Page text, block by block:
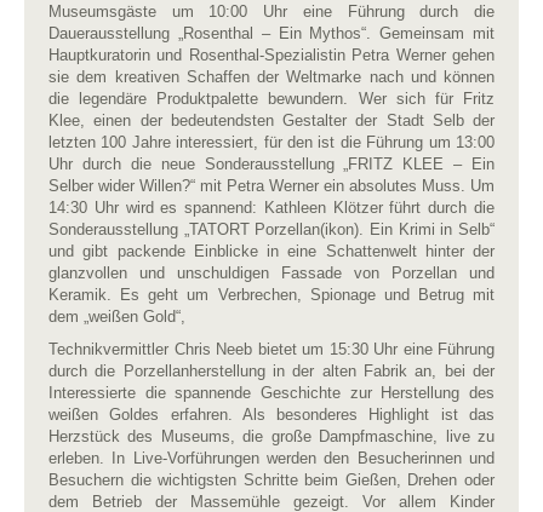
Museumsgäste um 10:00 Uhr eine Führung durch die
Dauerausstellung „Rosenthal – Ein Mythos“. Gemeinsam mit
Hauptkuratorin und Rosenthal-Spezialistin Petra Werner gehen
sie dem kreativen Schaffen der Weltmarke nach und können
die legendäre Produktpalette bewundern. Wer sich für Fritz
Klee, einen der bedeutendsten Gestalter der Stadt Selb der
letzten 100 Jahre interessiert, für den ist die Führung um 13:00
Uhr durch die neue Sonderausstellung „FRITZ KLEE – Ein
Selber wider Willen?“ mit Petra Werner ein absolutes Muss. Um
14:30 Uhr wird es spannend: Kathleen Klötzer führt durch die
Sonderausstellung „TATORT Porzellan(ikon). Ein Krimi in Selb“
und gibt packende Einblicke in eine Schattenwelt hinter der
glanzvollen und unschuldigen Fassade von Porzellan und
Keramik. Es geht um Verbrechen, Spionage und Betrug mit
dem „weißen Gold“,
Technikvermittler Chris Neeb bietet um 15:30 Uhr eine Führung
durch die Porzellanherstellung in der alten Fabrik an, bei der
Interessierte die spannende Geschichte zur Herstellung des
weißen Goldes erfahren. Als besonderes Highlight ist das
Herzstück des Museums, die große Dampfmaschine, live zu
erleben. In Live-Vorführungen werden den Besucherinnen und
Besuchern die wichtigsten Schritte beim Gießen, Drehen oder
dem Betrieb der Massemühle gezeigt. Vor allem Kinder